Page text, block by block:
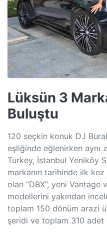
Lüksün 3
Buluştu
120 seçkin konuk DJ
eşliğinde eğlenirken aynı
Turkey, İstanbul Yeniköy
markanın tarihinde ilk
olan “DBX”, yeni Vantage
modellerini yakından
toplam 150 dönüm arazi
şeridi ve toplam 310